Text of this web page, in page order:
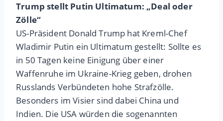
Trump stellt Putin Ultimatum: „Deal oder
Zölle“
US-Präsident Donald Trump hat Kreml-Chef
Wladimir Putin ein Ultimatum gestellt: Sollte es
in 50 Tagen keine Einigung über einer
Waffenruhe im Ukraine-Krieg geben, drohen
Russlands Verbündeten hohe Strafzölle.
Besonders im Visier sind dabei China und
Indien. Die USA würden die sogenannten